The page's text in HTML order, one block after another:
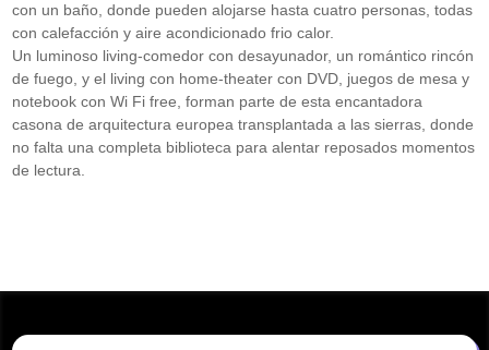
con un baño, donde pueden alojarse hasta cuatro personas, todas
con calefacción y aire acondicionado frio calor.
Un luminoso living-comedor con desayunador, un romántico rincón
de fuego, y el living con home-theater con DVD, juegos de mesa y
notebook con Wi Fi free, forman parte de esta encantadora
casona de arquitectura europea transplantada a las sierras, donde
no falta una completa biblioteca para alentar reposados momentos
de lectura.